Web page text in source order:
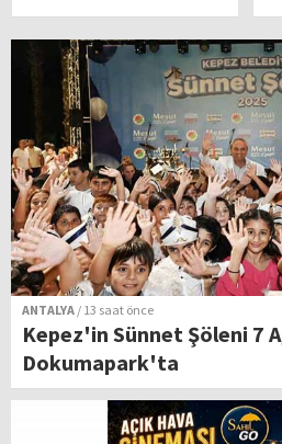
ANTALYA / 13 saat önce
Kepez'in Sünnet Şöleni 7
Dokumapark'ta